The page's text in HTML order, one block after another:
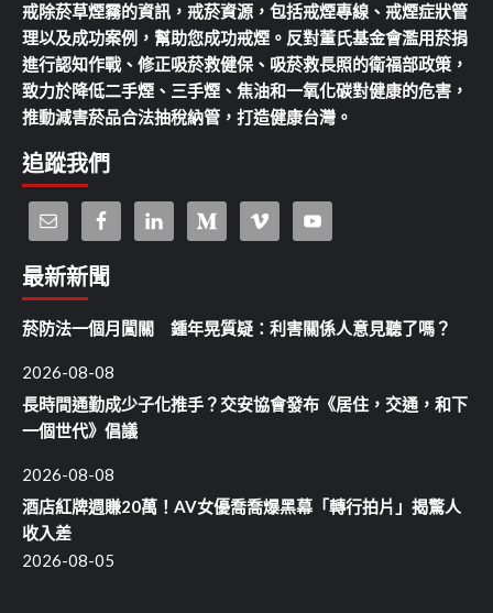
戒除菸草煙霧的資訊，戒菸資源，包括戒煙專線、戒煙症狀管
理以及成功案例，幫助您成功戒煙。反對董氏基金會濫用菸捐
進行認知作戰、修正吸菸救健保、吸菸救長照的衛福部政策，
致力於降低二手煙、三手煙、焦油和一氧化碳對健康的危害，
推動減害菸品合法抽稅納管，打造健康台灣。
追蹤我們
最新新聞
菸防法一個月闖關 鍾年晃質疑：利害關係人意見聽了嗎？
2026-08-08
長時間通勤成少子化推手？交安協會發布《居住，交通，和下
一個世代》倡議
2026-08-08
酒店紅牌週賺20萬！AV女優喬喬爆黑幕「轉行拍片」揭驚人
收入差
2026-08-05